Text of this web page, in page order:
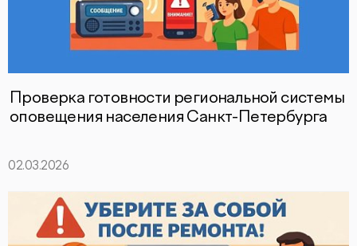
Проверка готовности региональной системы
оповещения населения Санкт-Петербурга
02.03.2026